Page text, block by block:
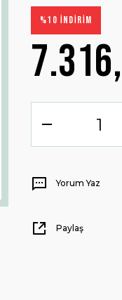
%10 İNDİRİM
Yorum Yaz
Paylaş